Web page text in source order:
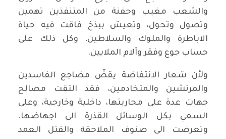
والشعب مغيب وحفنة من المتنفذين تهمين
وتصول وتحول، وتعيش ببذخ فاقت فيه حياة
الاباطرة والملوك والسلاطين، وكل ذلك على
حساب جوع وفقر وآلام الملايين.
ولأن شعار الانتفاضة يقضّ مضاجع الفاسدين
والمرتشين والمتخادمين، فقد التقت مصالح
جهات عدة على محاربتها، داخلية وخارجية، وعلى
السعي بكل الوسائل القذرة الى اجهاضها.
وتعرضت الى صنوف الملاحقة والقتل العمد